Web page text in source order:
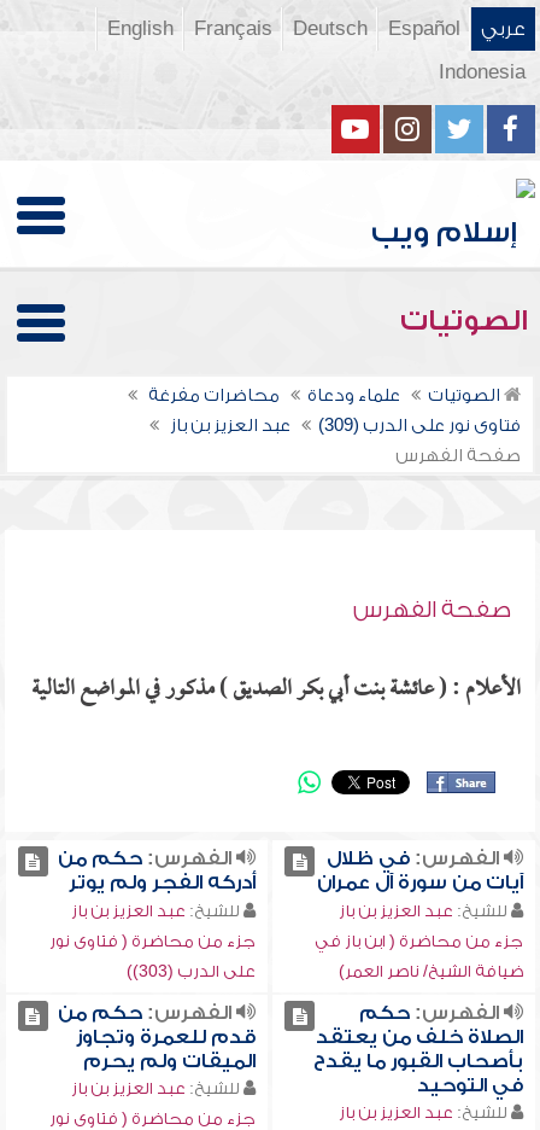
عربي Español
Deutsch
Français
English
Indonesia
الصوتيات
الصوتيات علماء ودعاة
محاضرات مفرغة
فتاوى نور على الدرب (309)
عبد العزيز بن باز
صفحة الفهرس
صفحة الفهرس
الأعلام : ( عائشة بنت أبي بكر الصديق ) مذكور في المواضع التالية
الفهرس:في ظلال
آيات من سورة آل عمران
للشيخ: عبد العزيز بن باز
جزء من محاضرة ( ابن باز في
ضيافة الشيخ/ ناصر العمر)
الفهرس:حكم من
أدركه الفجر ولم يوتر
للشيخ: عبد العزيز بن باز
جزء من محاضرة ( فتاوى نور
على الدرب (303))
الفهرس:حكم
الصلاة خلف من يعتقد
بأصحاب القبور ما يقدح
في التوحيد
للشيخ: عبد العزيز بن باز
الفهرس:حكم من
قدم للعمرة وتجاوز
الميقات ولم يحرم
للشيخ: عبد العزيز بن باز
جزء من محاضرة ( فتاوى نور